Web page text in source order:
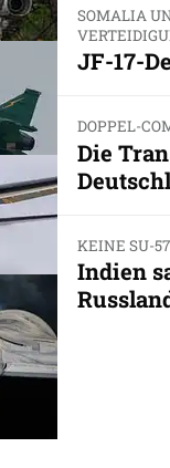
SOMALIA
JF-17-
DOPPEL-
Die
KEINE SU-
Indien